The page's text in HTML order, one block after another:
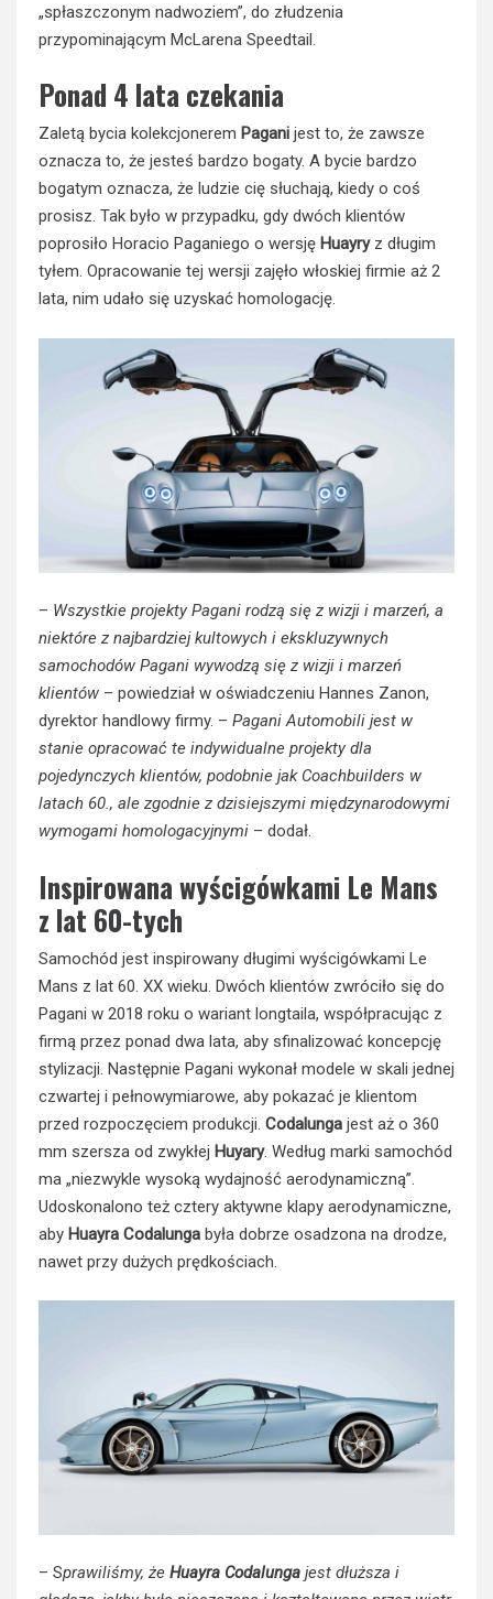
„spłaszczonym nadwoziem”, do złudzenia
przypominającym McLarena Speedtail.
Ponad 4 lata czekania
Zaletą bycia kolekcjonerem Pagani jest to, że zawsze
oznacza to, że jesteś bardzo bogaty. A bycie bardzo
bogatym oznacza, że ​​ludzie cię słuchają, kiedy o coś
prosisz. Tak było w przypadku, gdy dwóch klientów
poprosiło Horacio Paganiego o wersję Huayryz długim
tyłem. Opracowanie tej wersji zajęło włoskiej firmie aż 2
lata, nim udało się uzyskać homologację.
– Wszystkie projekty Pagani rodzą się z wizji i marzeń, a
niektóre z najbardziej kultowych i ekskluzywnych
samochodów Pagani wywodzą się z wizji i marzeń
klientów – powiedział w oświadczeniu Hannes Zanon,
dyrektor handlowy firmy. – Pagani Automobili jest w
stanie opracować te indywidualne projekty dla
pojedynczych klientów, podobnie jak Coachbuilders w
latach 60., ale zgodnie z dzisiejszymi międzynarodowymi
wymogami homologacyjnymi – dodał.
Inspirowana wyścigówkami Le Mans
z lat 60-tych
Samochód jest inspirowany długimi wyścigówkami Le
Mans z lat 60. XX wieku. Dwóch klientów zwróciło się do
Pagani w 2018 roku o wariant longtaila, współpracując z
firmą przez ponad dwa lata, aby sfinalizować koncepcję
stylizacji. Następnie Pagani wykonał modele w skali jednej
czwartej i pełnowymiarowe, aby pokazać je klientom
przed rozpoczęciem produkcji. Codalunga jest aż o 360
mm szersza od zwykłej Huyary. Według marki samochód
ma „niezwykle wysoką wydajność aerodynamiczną”.
Udoskonalono też cztery aktywne klapy aerodynamiczne,
aby Huayra Codalunga była dobrze osadzona na drodze,
nawet przy dużych prędkościach.
– Sprawiliśmy, że Huayra Codalunga jest dłuższa i